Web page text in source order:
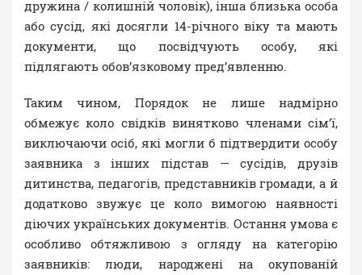
дружина / колишній чоловік), інша близька особа
або сусід, які досягли 14-річного віку та мають
документи, що посвідчують особу, які
підлягають обов’язковому пред’явленню.
Таким чином, Порядок не лише надмірно
обмежує коло свідків винятково членами сім’ї,
виключаючи осіб, які могли б підтвердити особу
заявника з інших підстав — сусідів, друзів
дитинства, педагогів, представників громади, а й
додатково звужує це коло вимогою наявності
діючих українських документів. Остання умова є
особливо обтяжливою з огляду на категорію
заявників: люди, народжені на окупованій